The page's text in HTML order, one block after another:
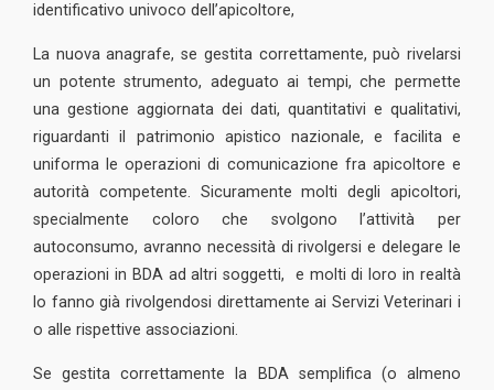
identificativo univoco dell’apicoltore,
La nuova anagrafe, se gestita correttamente, può rivelarsi
un potente strumento, adeguato ai tempi, che permette
una gestione aggiornata dei dati, quantitativi e qualitativi,
riguardanti il patrimonio apistico nazionale, e facilita e
uniforma le operazioni di comunicazione fra apicoltore e
autorità competente. Sicuramente molti degli apicoltori,
specialmente coloro che svolgono l’attività per
autoconsumo, avranno necessità di rivolgersi e delegare le
operazioni in BDA ad altri soggetti, e molti di loro in realtà
lo fanno già rivolgendosi direttamente ai Servizi Veterinari i
o alle rispettive associazioni.
Se gestita correttamente la BDA semplifica (o almeno